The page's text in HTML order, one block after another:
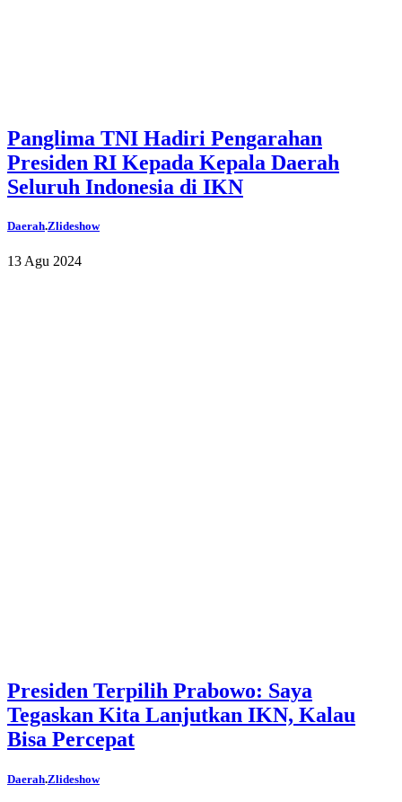
Panglima TNI Hadiri Pengarahan
Presiden RI Kepada Kepala Daerah
Seluruh Indonesia di IKN
Daerah.Zlideshow
13 Agu 2024
Presiden Terpilih Prabowo: Saya
Tegaskan Kita Lanjutkan IKN, Kalau
Bisa Percepat
Daerah.Zlideshow